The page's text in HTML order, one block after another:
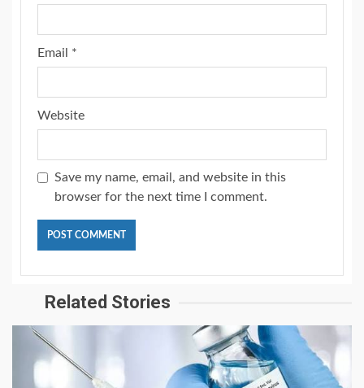
Email *
Website
Save my name, email, and website in this
browser for the next time I comment.
Related Stories